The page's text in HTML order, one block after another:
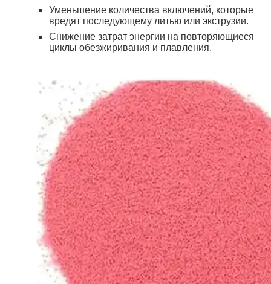
Уменьшение количества включений, которые
вредят последующему литью или экструзии.
Снижение затрат энергии на повторяющиеся
циклы обезжиривания и плавления.